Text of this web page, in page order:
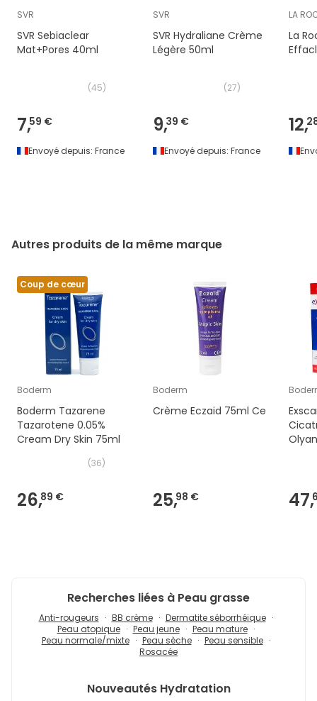
SVR
SVR Sebiaclear
Mat+Pores 40ml
(45)
7,59 €
Envoyé depuis: France
SVR
SVR Hydraliane Crème
Légère 50ml
(27)
9,39 €
Envoyé depuis: France
LA
La
12,
Autres produits de la même marque
Coup de cœur
Boderm
Boderm Tazarene
Tazarotene 0.05%
Cream Dry Skin 75ml
(36)
26,89 €
Boderm
Crème Eczaid 75ml Ce
25,98 € 47,
Recherches liées à Peau grasse
Anti-rougeurs BB crème
Dermatite séborrhéique
Peau atopique
Peau jeune
Peau mature
Peau normale/mixte
Peau sèche
Peau sensible
Rosacée
Nouveautés Hydratation